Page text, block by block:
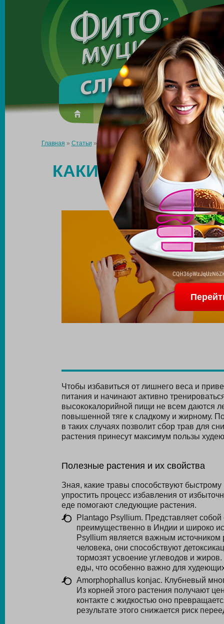
Made in the UK
О препарате Усиль эффект
Главная » Статьи »Какие травы способствуют снижению
КАКИЕ ТРАВЫ
Чтобы избавиться от лишнего веса и
питания и начинают активно
высококалорийной пищи не всем даются
повышенной тяге к сладкому и жирному.
в таких случаях позволит сбор трав для
растения принесут максимум пользы
Полезные растения и их свойства
Зная, какие травы способствуют
упростить процесс избавления от
еде помогают следующие растения.
Plantago Psyllium. Представляет
преимущественно в Индии и широко
Psyllium является важным
человека, они способствуют
тормозят усвоение углеводов и
еды, что особенно важно для
Amorphophallus konjac. Клубневый
Из корней этого растения получают
контакте с жидкостью оно
результате этого снижается риск